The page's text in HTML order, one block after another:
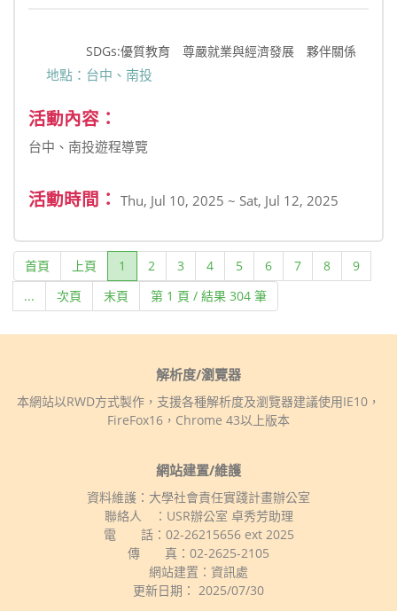
SDGs:優質教育 尊嚴就業與經濟發展 夥伴關係
地點：台中、南投
活動內容：
台中、南投遊程導覽
活動時間： Thu, Jul 10, 2025 ~ Sat, Jul 12, 2025
首頁 上頁 1 (current)
2 3 4 5 6 7 8
9
...
次頁 末頁 第 1 頁 / 結果 304 筆
解析度/瀏覽器
本網站以RWD方式製作，支援各種解析度及瀏覽器建議使用IE10，
FireFox16，Chrome 43以上版本
網站建置/維護
資料維護：大學社會責任實踐計畫辦公室
聯絡人 ：USR辦公室 卓秀芳助理
電 話：02-26215656 ext 2025
傳 真：02-2625-2105
網站建置：資訊處
更新日期： 2025/07/30